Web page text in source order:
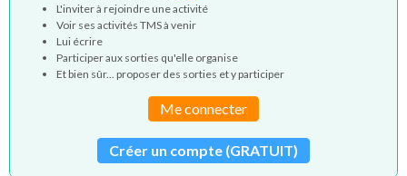
L'inviter à rejoindre une activité
Voir ses activités TMS à venir
Lui écrire
Participer aux sorties qu'elle organise
Et bien sûr... proposer des sorties et y participer
Me connecter
Créer un compte (GRATUIT)